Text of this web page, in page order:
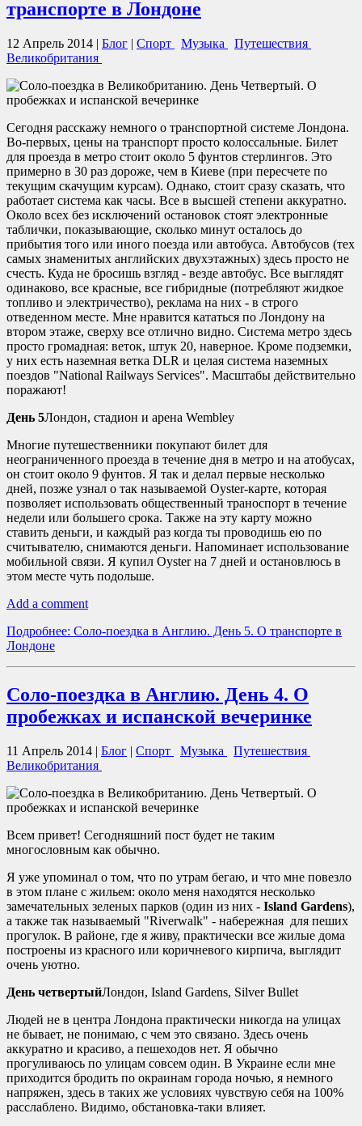
транспорте в Лондоне
12 Апрель 2014 | Блог | Спорт Музыка
Путешествия
Великобритания
Сегодня расскажу немного о транспортной системе Лондона.
Во-первых, цены на транспорт просто колоссальные. Билет
для проезда в метро стоит около 5 фунтов стерлингов. Это
примерно в 30 раз дороже, чем в Киеве (при пересчете по
текущим скачущим курсам). Однако, стоит сразу сказать, что
работает система как часы. Все в высшей степени аккуратно.
Около всех без исключений остановок стоят электронные
таблички, показывающие, сколько минут осталось до
прибытия того или иного поезда или автобуса. Автобусов (тех
самых знаменитых английских двухэтажных) здесь просто не
счесть. Куда не бросишь взгляд - везде автобус. Все выглядят
одинаково, все красные, все гибридные (потребляют жидкое
топливо и электричество), реклама на них - в строго
отведенном месте. Мне нравится кататься по Лондону на
втором этаже, сверху все отлично видно. Система метро здесь
просто громадная: веток, штук 20, наверное. Кроме подземки,
у них есть наземная ветка DLR и целая система наземных
поездов "National Railways Services". Масштабы действительно
поражают!
День 5Лондон, стадион и арена Wembley
Многие путешественники покупают билет для
неограниченного проезда в течение дня в метро и на атобусах,
он стоит около 9 фунтов. Я так и делал первые несколько
дней, позже узнал о так называемой Oyster-карте, которая
позволяет использовать общественный траноспорт в течение
недели или большего срока. Также на эту карту можно
ставить деньги, и каждый раз когда ты проводишь ею по
считывателю, снимаются деньги. Напоминает использование
мобильной связи. Я купил Oyster на 7 дней и остановлюсь в
этом месте чуть подольше.
Add a comment
Подробнее: Соло-поездка в Англию. День 5. О транспорте в
Лондоне
Соло-поездка в Англию. День 4. О
пробежках и испанской вечеринке
11 Апрель 2014 | Блог | Спорт Музыка
Путешествия
Великобритания
Всем привет! Сегодняшний пост будет не таким
многословным как обычно.
Я уже упоминал о том, что по утрам бегаю, и что мне повезло
в этом плане с жильем: около меня находятся несколько
замечательных зеленых парков (один из них - Island Gardens),
а также так называемый "Riverwalk" - набережная для пеших
прогулок. В районе, где я живу, практически все жилые дома
построены из красного или коричневого кирпича, выглядит
очень уютно.
День четвертыйЛондон, Island Gardens, Silver Bullet
Людей не в центра Лондона практически никогда на улицах
не бывает, не понимаю, с чем это связано. Здесь очень
аккуратно и красиво, а пешеходов нет. Я обычно
прогуливаюсь по улицам совсем один. В Украине если мне
приходится бродить по окраинам города ночью, я немного
напряжен, здесь в таких же условиях чувствую себя на 100%
расслаблено. Видимо, обстановка-таки влияет.